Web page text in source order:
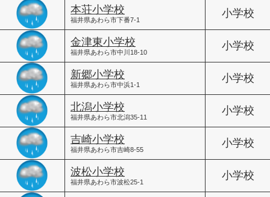
本荘小学校
福井県あわら市下番7-1
小学校
金津東小学校
福井県あわら市中川18-10
小学校
新郷小学校
福井県あわら市中浜1-1
小学校
北潟小学校
福井県あわら市北潟35-11
小学校
吉崎小学校
福井県あわら市吉崎8-55
小学校
波松小学校
福井県あわら市波松25-1
小学校